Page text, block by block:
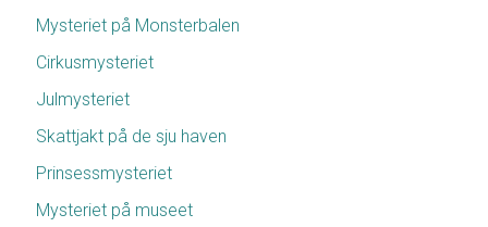
Mysteriet på Monsterbalen
Cirkusmysteriet
Julmysteriet
Skattjakt på de sju haven
Prinsessmysteriet
Mysteriet på museet